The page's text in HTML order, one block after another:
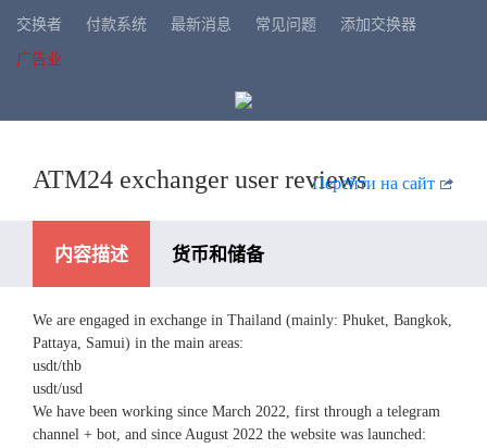
交换者 付款系统 最新消息 常见问题 添加交换器
广告业
Перейти на сайт
ATM24 exchanger user reviews
内容描述 货币和储备
可用的支付系统
We are engaged in exchange in Thailand (mainly: Phuket, Bangkok,
Pattaya, Samui) in the main areas:
usdt/thb
usdt/usd
We have been working since March 2022, first through a telegram
channel + bot, and since August 2022 the website was launched: